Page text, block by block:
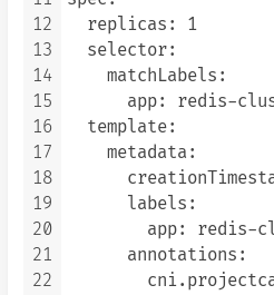
12
13
14
15
16
17
18
19
20
21
22
  replicas: 1
  selector:
    matchLabels:
app: redis-
  template:
    metadata:
      labels:
app: redis-
      annotations: